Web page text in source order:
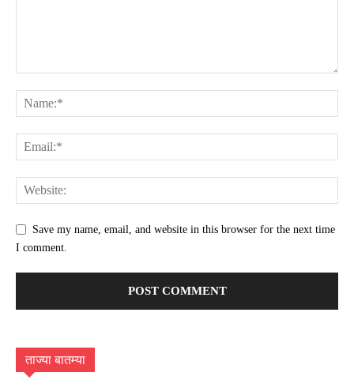
Save my name, email, and website in this browser for the next time
I comment.
ताज्या बातम्या